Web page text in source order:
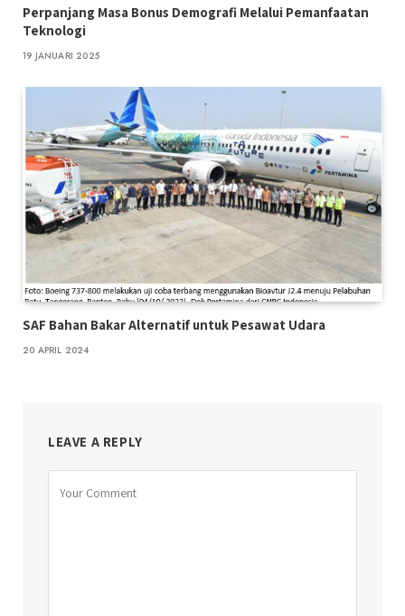
Perpanjang Masa Bonus Demografi Melalui Pemanfaatan
Teknologi
19 JANUARI 2025
SAF Bahan Bakar Alternatif untuk Pesawat Udara
20 APRIL 2024
LEAVE A REPLY